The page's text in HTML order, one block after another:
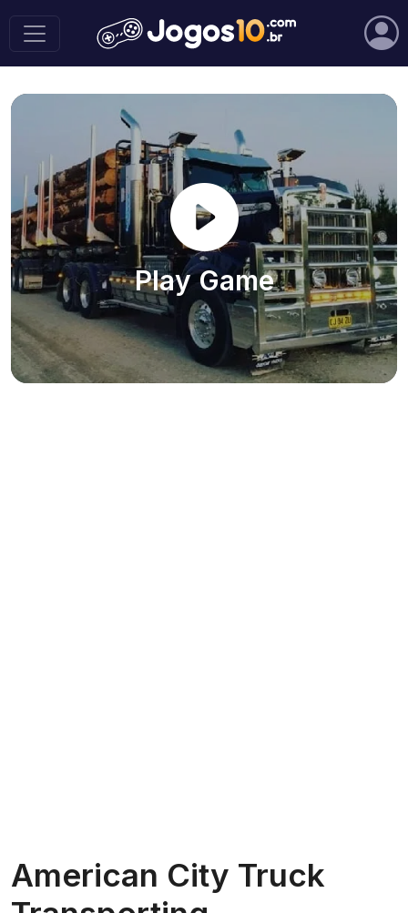
Play Game
American City Truck